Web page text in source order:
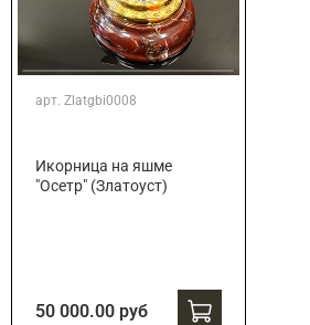
арт. Zlatgbi0008
Икорница на яшме
"Осетр" (Златоуст)
50 000.00 руб